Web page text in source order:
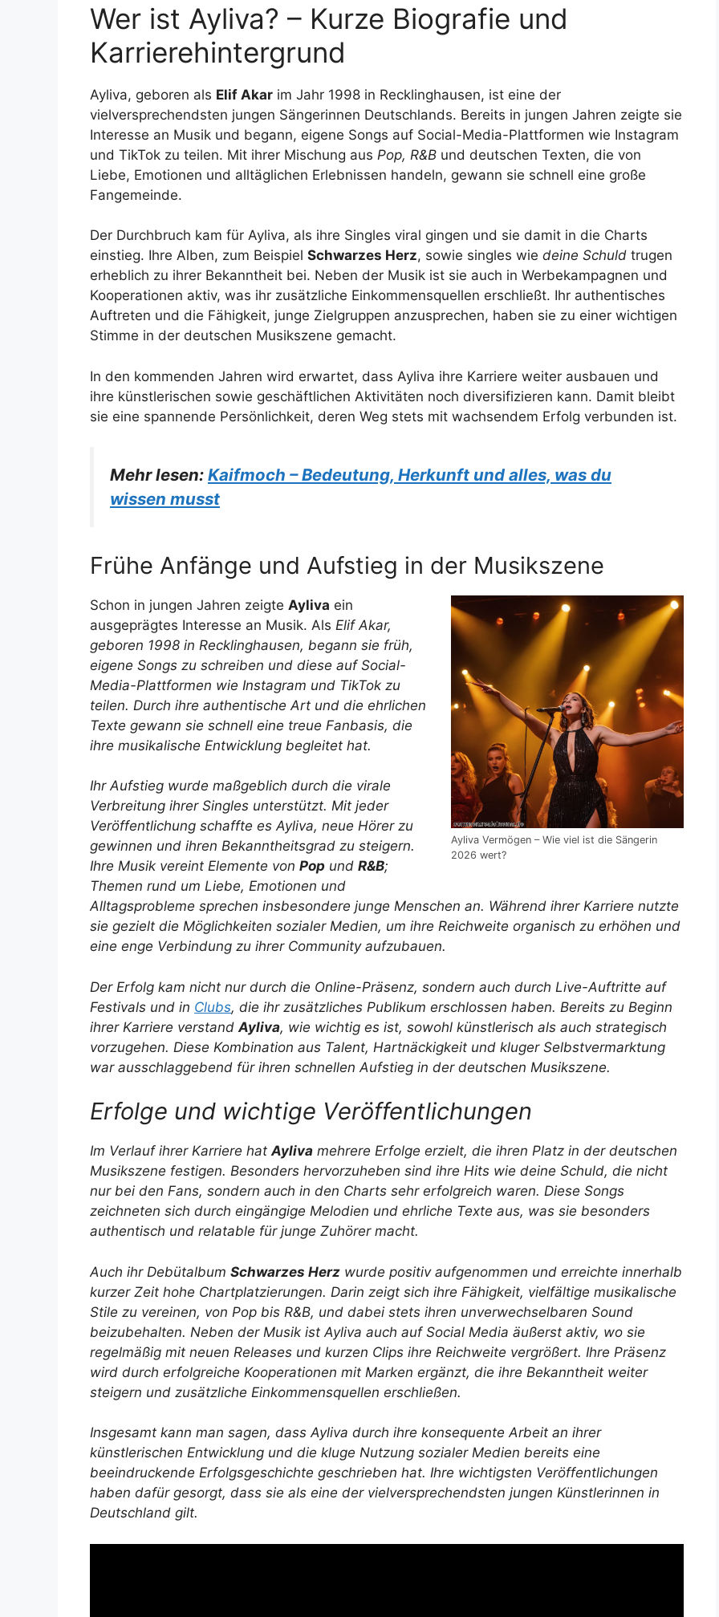
Wer ist Ayliva? – Kurze Biografie und
Karrierehintergrund
Ayliva, geboren als Elif Akar im Jahr 1998 in Recklinghausen, ist eine der
vielversprechendsten jungen Sängerinnen Deutschlands. Bereits in jungen Jahren zeigte sie
Interesse an Musik und begann, eigene Songs auf Social-Media-Plattformen wie Instagram
und TikTok zu teilen. Mit ihrer Mischung aus Pop, R&B und deutschen Texten, die von
Liebe, Emotionen und alltäglichen Erlebnissen handeln, gewann sie schnell eine große
Fangemeinde.
Der Durchbruch kam für Ayliva, als ihre Singles viral gingen und sie damit in die Charts
einstieg. Ihre Alben, zum Beispiel Schwarzes Herz, sowie singles wie deine Schuld trugen
erheblich zu ihrer Bekanntheit bei. Neben der Musik ist sie auch in Werbekampagnen und
Kooperationen aktiv, was ihr zusätzliche Einkommensquellen erschließt. Ihr authentisches
Auftreten und die Fähigkeit, junge Zielgruppen anzusprechen, haben sie zu einer wichtigen
Stimme in der deutschen Musikszene gemacht.
In den kommenden Jahren wird erwartet, dass Ayliva ihre Karriere weiter ausbauen und
ihre künstlerischen sowie geschäftlichen Aktivitäten noch diversifizieren kann. Damit bleibt
sie eine spannende Persönlichkeit, deren Weg stets mit wachsendem Erfolg verbunden ist.
Mehr lesen: Kaifmoch – Bedeutung, Herkunft und alles, was du
wissen musst
Frühe Anfänge und Aufstieg in der Musikszene
Ayliva Vermögen – Wie viel ist die Sängerin
2026 wert?
Schon in jungen Jahren zeigte Ayliva ein
ausgeprägtes Interesse an Musik. Als Elif Akar,
geboren 1998 in Recklinghausen, begann sie früh,
eigene Songs zu schreiben und diese auf Social-
Media-Plattformen wie Instagram und TikTok zu
teilen. Durch ihre authentische Art und die ehrlichen
Texte gewann sie schnell eine treue Fanbasis, die
ihre musikalische Entwicklung begleitet hat.
Ihr Aufstieg wurde maßgeblich durch die virale
Verbreitung ihrer Singles unterstützt. Mit jeder
Veröffentlichung schaffte esAyliva, neue Hörer zu
gewinnen und ihren Bekanntheitsgrad zu steigern.
Ihre Musik vereint Elemente von Pop und R&B;
Themen rund um Liebe, Emotionen und
Alltagsprobleme sprechen insbesondere junge Menschen an. Während ihrer Karriere nutzte
sie gezielt die Möglichkeiten sozialer Medien, um ihre Reichweite organisch zu erhöhen und
eine enge Verbindung zu ihrer Community aufzubauen.
Der Erfolg kam nicht nur durch die Online-Präsenz, sondern auch durch Live-Auftritte auf
Festivals und in Clubs, die ihr zusätzliches Publikum erschlossen haben. Bereits zu Beginn
ihrer Karriere verstand Ayliva, wie wichtig es ist, sowohl künstlerisch als auch strategisch
vorzugehen. Diese Kombination aus Talent, Hartnäckigkeit und kluger Selbstvermarktung
war ausschlaggebend für ihren schnellen Aufstieg in der deutschen Musikszene.
Erfolge und wichtige Veröffentlichungen
Im Verlauf ihrer Karriere hatAyliva mehrere Erfolge erzielt, die ihren Platz in der deutschen
Musikszene festigen. Besonders hervorzuheben sind ihre Hits wie deine Schuld, die nicht
nur bei den Fans, sondern auch in den Charts sehr erfolgreich waren. Diese Songs
zeichneten sich durch eingängige Melodien und ehrliche Texte aus, was sie besonders
authentisch und relatable für junge Zuhörer macht.
Auch ihr Debütalbum Schwarzes Herz wurde positiv aufgenommen und erreichte innerhalb
kurzer Zeit hohe Chartplatzierungen. Darin zeigt sich ihre Fähigkeit, vielfältige musikalische
Stile zu vereinen, von Pop bis R&B, und dabei stets ihren unverwechselbaren Sound
beizubehalten. Neben der Musik ist Ayliva auch auf Social Media äußerst aktiv, wo sie
regelmäßig mit neuen Releases und kurzen Clips ihre Reichweite vergrößert. Ihre Präsenz
wird durch erfolgreiche Kooperationen mit Marken ergänzt, die ihre Bekanntheit weiter
steigern und zusätzliche Einkommensquellen erschließen.
Insgesamt kann man sagen, dass Ayliva durch ihre konsequente Arbeit an ihrer
künstlerischen Entwicklung und die kluge Nutzung sozialer Medien bereits eine
beeindruckende Erfolgsgeschichte geschrieben hat. Ihre wichtigsten Veröffentlichungen
haben dafür gesorgt, dass sie als eine der vielversprechendsten jungen Künstlerinnen in
Deutschland gilt.